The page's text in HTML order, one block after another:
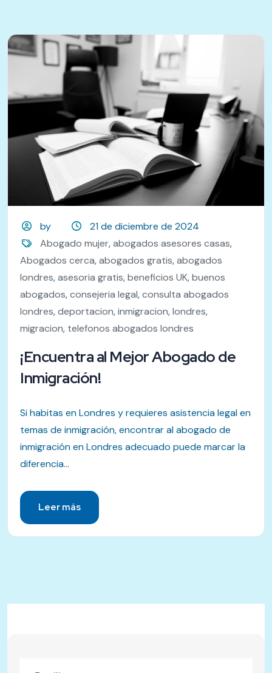
by
21 de diciembre de 2024
Abogado mujer,abogados asesores casas,
Abogados cerca,abogados gratis,abogados
londres,asesoria gratis,beneficios UK,buenos
abogados,consejeria legal,consulta abogados
londres,deportacion,inmigracion,londres,
migracion, telefonos abogados londres
¡Encuentra al Mejor Abogado de
Inmigración!
Si habitas en Londres y requieres asistencia legal en
temas de inmigración, encontrar al abogado de
inmigración en Londres adecuado puede marcar la
diferencia...
Leer más